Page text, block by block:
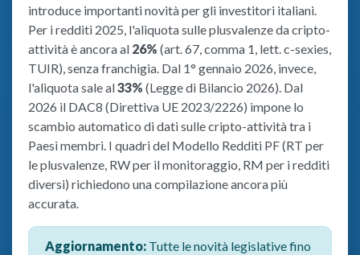
introduce importanti novità per gli investitori italiani.
Per i redditi 2025, l'aliquota sulle plusvalenze da cripto-
attività è ancora al 26% (art. 67, comma 1, lett. c-sexies,
TUIR), senza franchigia. Dal 1° gennaio 2026, invece,
l'aliquota sale al33% (Legge di Bilancio 2026). Dal
2026 il DAC8 (Direttiva UE 2023/2226) impone lo
scambio automatico di dati sulle cripto-attività tra i
Paesi membri. I quadri del Modello Redditi PF (RT per
le plusvalenze, RW per il monitoraggio, RM per i redditi
diversi) richiedono una compilazione ancora più
accurata.
Aggiornamento: Tutte le novità legislative fino